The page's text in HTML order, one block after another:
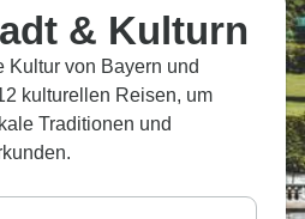
& Kulturn
Kultur von Bayern und
kulturellen Reisen, um
Traditionen und